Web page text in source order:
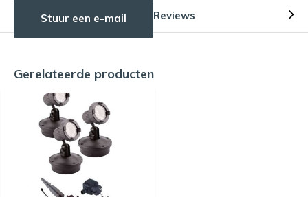
Stuur een e-mail Reviews
Gerelateerde producten